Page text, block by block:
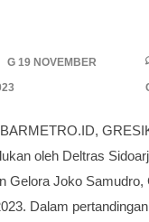
G 19 NOVEMBER
oleh Deltras
Gelora Joko Samudro,
Dalam